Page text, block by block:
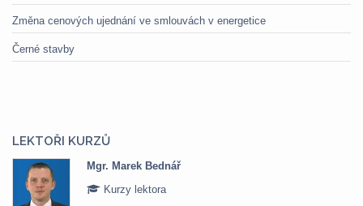
Změna cenových ujednání ve smlouvách v energetice
Černé stavby
LEKTOŘI KURZŮ
Mgr. Marek Bednář
Kurzy lektora